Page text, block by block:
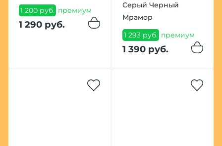
1 200 руб. премиум
1 290 руб.
Серый Черный
Мрамор
1 293 руб. премиум
1 390 руб.